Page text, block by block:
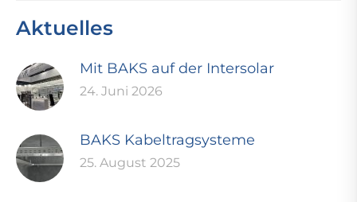
Aktuelles
Mit BAKS auf der Intersolar
24. Juni 2026
BAKS Kabeltragsysteme
25. August 2025